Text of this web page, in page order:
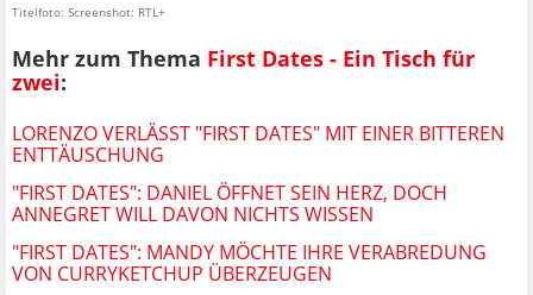
Titelfoto: Screenshot: RTL+
Mehr zum Thema First Dates - Ein Tisch für
zwei:
LORENZO VERLÄSST "FIRST DATES" MIT EINER BITTEREN
ENTTÄUSCHUNG
"FIRST DATES": DANIEL ÖFFNET SEIN HERZ, DOCH
ANNEGRET WILL DAVON NICHTS WISSEN
"FIRST DATES": MANDY MÖCHTE IHRE VERABREDUNG
VON CURRYKETCHUP ÜBERZEUGEN